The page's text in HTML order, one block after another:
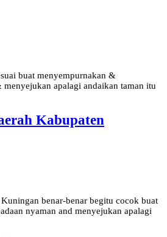
buat menyempurnakan &
apalagi andaikan taman itu
Kabupaten
benar-benar begitu cocok buat
nyaman and menyejukan apalagi